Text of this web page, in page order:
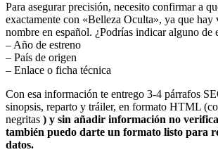
Para asegurar precisión, necesito confirmar a qué título te refieres
exactamente con «Belleza Oculta», ya que hay
nombre en español. ¿Podrías indicar alguno de
– Año de estreno
– País de origen
– Enlace o ficha técnica
Con esa información te entrego 3-4 párrafos
sinopsis, reparto y tráiler, en formato HTML
negritas ) y sin añadir información no
también puedo darte un formato listo para
datos.